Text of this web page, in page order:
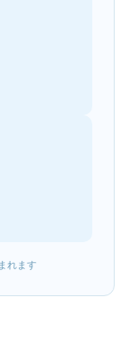
れます